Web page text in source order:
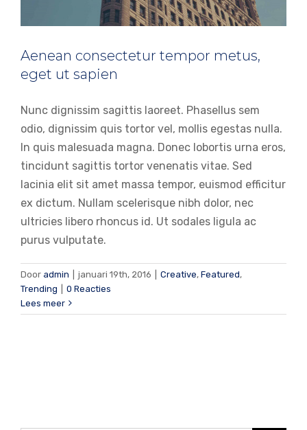
Aenean consectetur tempor metus,
eget ut sapien
Nunc dignissim sagittis laoreet. Phasellus sem
odio, dignissim quis tortor vel, mollis egestas nulla.
In quis malesuada magna. Donec lobortis urna eros,
tincidunt sagittis tortor venenatis vitae. Sed
lacinia elit sit amet massa tempor, euismod efficitur
ex dictum. Nullam scelerisque nibh dolor, nec
ultricies libero rhoncus id. Ut sodales ligula ac
purus vulputate.
Door admin januari 19th, 2016 Creative, Featured,
Trending
0 Reacties
Lees meer